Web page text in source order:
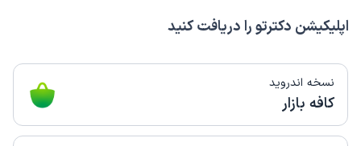
اپلیکیشن دکترتو را دریافت کنید
نسخه اندروید
کافه بازار